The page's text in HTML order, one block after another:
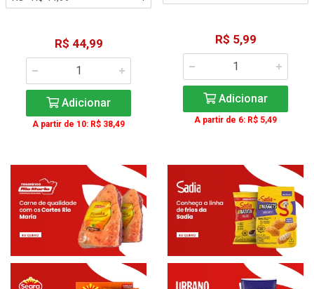
R$ 44,99
Adicionar
A partir de 10: R$ 38,49
R$ 5,99
Adicionar
A partir de 6: R$ 5,49